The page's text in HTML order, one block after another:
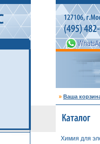
» Ваша
Химия для